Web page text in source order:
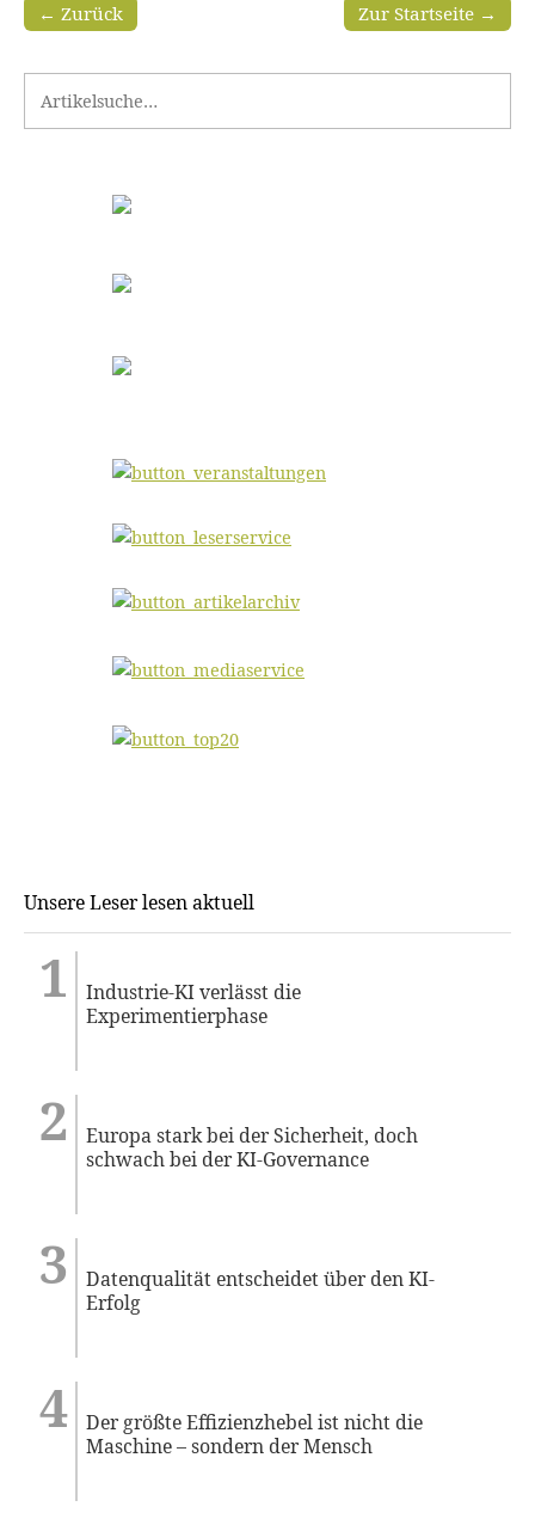
Zur Startseite →
← Zurück
Unsere Leser lesen aktuell
Industrie-KI verlässt die
Experimentierphase
Europa stark bei der Sicherheit, doch
schwach bei der KI-Governance
Datenqualität entscheidet über den KI-
Erfolg
Der größte Effizienzhebel ist nicht die
Maschine – sondern der Mensch